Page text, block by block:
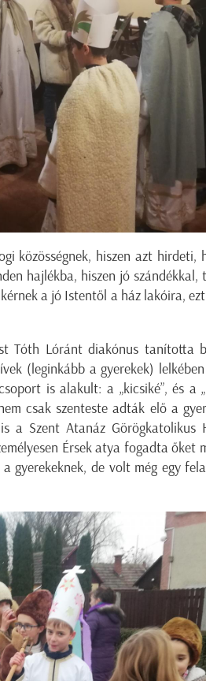
közösségnek, hiszen azt hirdeti,
hajlékba, hiszen jó szándékkal,
a jó Istentől a ház lakóira,
Tóth Lóránt diakónus tanította
(leginkább a gyerekek)
is alakult: a „kicsiké”, és a
csak szenteste adták elő a
a Szent Atanáz Görögkatolikus
Érsek atya fogadta őket
gyerekeknek, de volt még egy